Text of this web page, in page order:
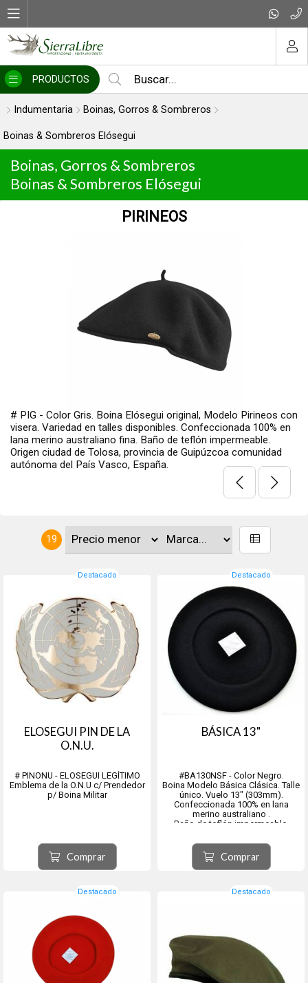
PRODUCTOS
Indumentaria Boinas, Gorros & Sombreros
Boinas & Sombreros Elósegui
Boinas, Gorros & Sombreros
Boinas & Sombreros Elósegui
Elósegui original, Modelo Pirineos con
disponibles. Confeccionada 100% en
fina. Baño de teflón impermeable.
provincia de Guipúzcoa comunidad
España.
#BA130NSF -
único. Vuelo 13"
australiano . Baño
Tolosa, provincia
Vasco, España.
19
Destacado
ELOSEGUI PIN DE LA
O.N.U.
# PINONU - ELOSEGUI LEGÍTIMO
Emblema de la O.N.U c/ Prendedor
p/ Boina Militar
Comprar
Destacado
BÁSICA 13"
#BA130NSF - Color Negro.
Boina Modelo Básica Clásica. Talle
único. Vuelo 13" (303mm).
Confeccionada 100% en lana
merino australiano .
Baño de teflón impermeable.
Origen ciudad de Tolosa, provincia
de Guipúzcoa, comunidad
autónoma del País Vasco, España.
Comprar
Destacado Destacado